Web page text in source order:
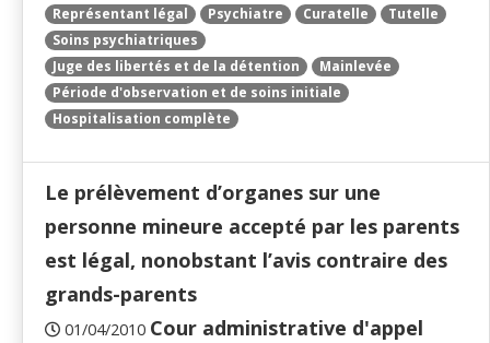
Représentant légal
Psychiatre Curatelle
Tutelle
Soins psychiatriques
Juge des libertés et de la détention
Mainlevée
Période d'observation et de soins initiale
Hospitalisation complète
Le prélèvement d’organes sur une
personne mineure accepté par les parents
est légal, nonobstant l’avis contraire des
grands-parents
01/04/2010 Cour administrative d'appel